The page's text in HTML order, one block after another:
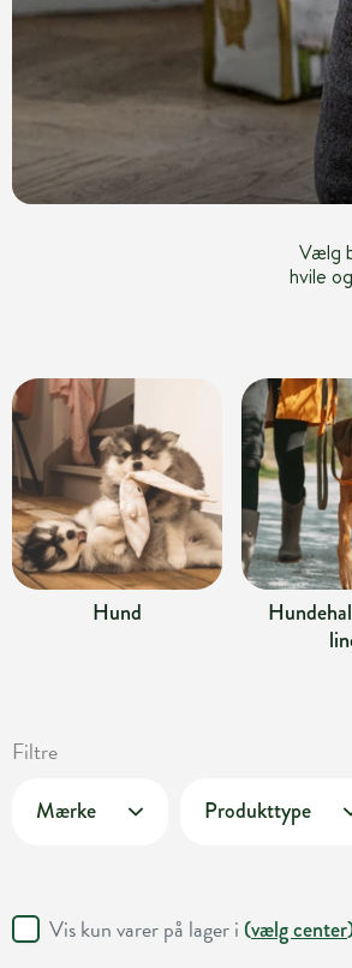
Vælg
hvile
Hund
Filtre
Mærke Produkttype
Vis kun varer på lager i (vælg center